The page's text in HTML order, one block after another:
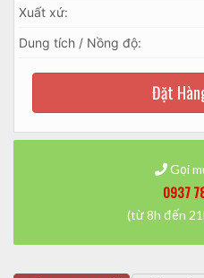
Xuất xứ:
Dung tích / Nồng độ:
Đặt
Gọi
0937
(từ 8h đến